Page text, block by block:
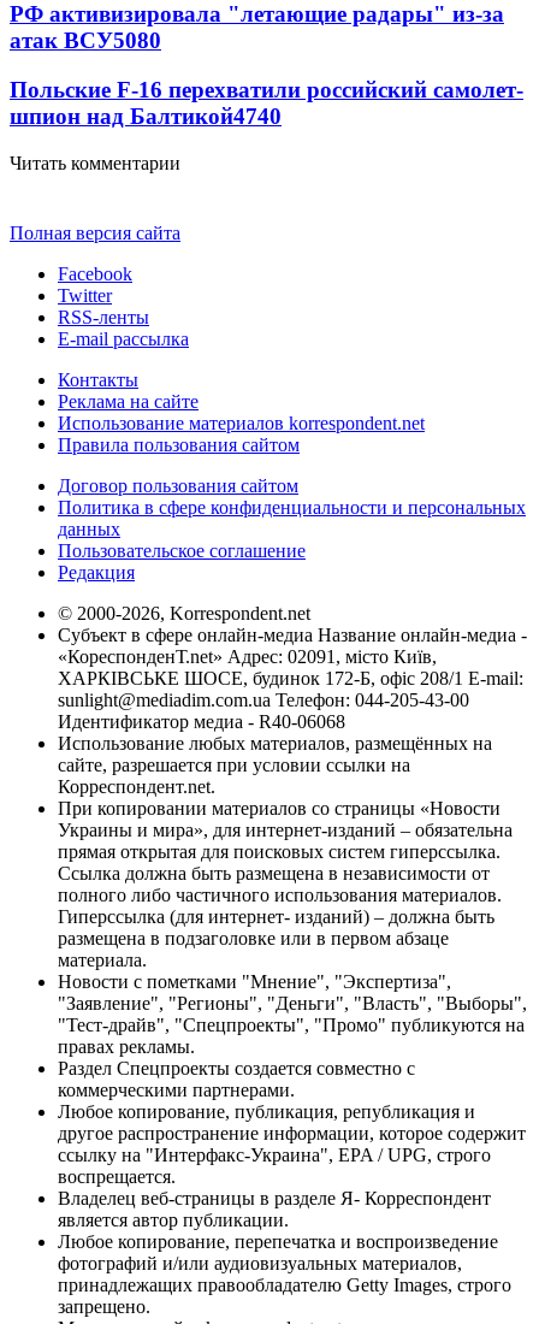
РФ активизировала "летающие радары" из-за
атак ВСУ5080
Польские F-16 перехватили российский самолет-
шпион над Балтикой4740
Читать комментарии
Полная версия сайта
Facebook
Twitter
RSS-ленты
E-mail рассылка
Контакты
Реклама на сайте
Использование материалов korrespondent.net
Правила пользования сайтом
Договор пользования сайтом
Политика в сфере конфиденциальности и персональных
данных
Пользовательское соглашение
Редакция
© 2000-2026, Korrespondent.net
Субъект в сфере онлайн-медиа Название онлайн-медиа -
«КореспонденТ.net» Адрес: 02091, місто Київ,
ХАРКІВСЬКЕ ШОСЕ, будинок 172-Б, офіс 208/1 E-mail:
sunlight@mediadim.com.ua Телефон: 044-205-43-00
Идентификатор медиа - R40-06068
Использование любых материалов, размещённых на
сайте, разрешается при условии ссылки на
Корреспондент.net.
При копировании материалов со страницы «Новости
Украины и мира», для интернет-изданий – обязательна
прямая открытая для поисковых систем гиперссылка.
Ссылка должна быть размещена в независимости от
полного либо частичного использования материалов.
Гиперссылка (для интернет- изданий) – должна быть
размещена в подзаголовке или в первом абзаце
материала.
Новости с пометками "Мнение", "Экспертиза",
"Заявление", "Регионы", "Деньги", "Власть", "Выборы",
"Тест-драйв", "Спецпроекты", "Промо" публикуются на
правах рекламы.
Раздел Спецпроекты создается совместно с
коммерческими партнерами.
Любое копирование, публикация, републикация и
другое распространение информации, которое содержит
ссылку на "Интерфакс-Украина", EPA / UPG, строго
воспрещается.
Владелец веб-страницы в разделе Я- Корреспондент
является автор публикации.
Любое копирование, перепечатка и воспроизведение
фотографий и/или аудиовизуальных материалов,
принадлежащих правообладателю Getty Images, строго
запрещено.